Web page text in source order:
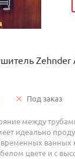
Zehnder
Под заказ
между
идеально
ванных
белом цвете и с